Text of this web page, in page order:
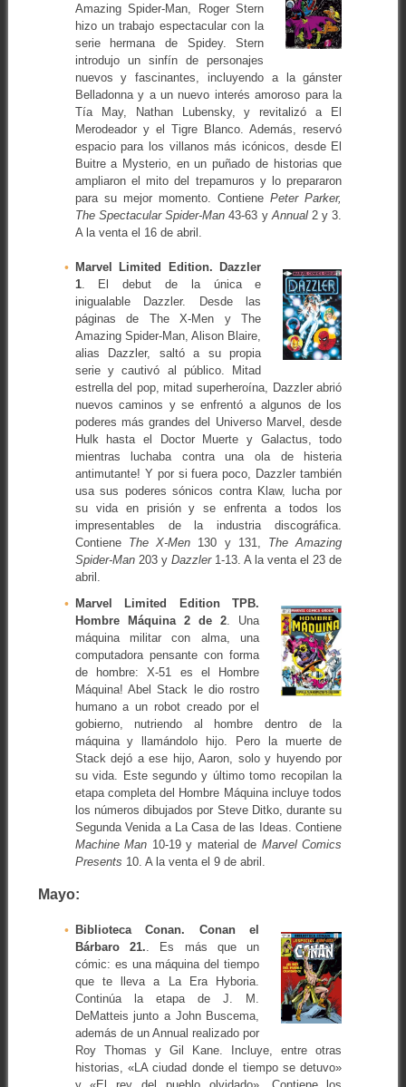
Amazing Spider-Man, Roger Stern
hizo un trabajo espectacular con la
serie hermana de Spidey. Stern
introdujo un sinfín de personajes
nuevos y fascinantes, incluyendo a la gánster
Belladonna y a un nuevo interés amoroso para la
Tía May, Nathan Lubensky, y revitalizó a El
Merodeador y el Tigre Blanco. Además, reservó
espacio para los villanos más icónicos, desde El
Buitre a Mysterio, en un puñado de historias que
ampliaron el mito del trepamuros y lo prepararon
para su mejor momento. ContienePeter Parker,
The Spectacular Spider-Man 43-63 y Annual2 y 3.
A la venta el 16 de abril.
Marvel Limited Edition. Dazzler
1. El debut de la única e
inigualable Dazzler. Desde las
páginas de The X-Men y The
Amazing Spider-Man, Alison Blaire,
alias Dazzler, saltó a su propia
serie y cautivó al público. Mitad
estrella del pop, mitad superheroína, Dazzler abrió
nuevos caminos y se enfrentó a algunos de los
poderes más grandes del Universo Marvel, desde
Hulk hasta el Doctor Muerte y Galactus, todo
mientras luchaba contra una ola de histeria
antimutante! Y por si fuera poco, Dazzler también
usa sus poderes sónicos contra Klaw, lucha por
su vida en prisión y se enfrenta a todos los
impresentables de la industria discográfica.
Contiene The X-Men 130 y 131, The Amazing
Spider-Man203 y Dazzler1-13. A la venta el 23 de
abril.
Marvel Limited Edition TPB.
Hombre Máquina 2 de 2 . Una
máquina militar con alma, una
computadora pensante con forma
de hombre: X-51 es el Hombre
Máquina! Abel Stack le dio rostro
humano a un robot creado por el
gobierno, nutriendo al hombre dentro de la
máquina y llamándolo hijo. Pero la muerte de
Stack dejó a ese hijo, Aaron, solo y huyendo por
su vida. Este segundo y último tomo recopilan la
etapa completa del Hombre Máquina incluye todos
los números dibujados por Steve Ditko, durante su
Segunda Venida a La Casa de las Ideas. Contiene
Machine Man 10-19 y material de Marvel Comics
Presents 10. A la venta el 9 de abril.
Mayo:
Biblioteca Conan. Conan el
Bárbaro 21.. Es más que un
cómic: es una máquina del tiempo
que te lleva a La Era Hyboria.
Continúa la etapa de J. M.
DeMatteis junto a John Buscema,
además de un Annual realizado por
Roy Thomas y Gil Kane. Incluye, entre otras
historias, «LA ciudad donde el tiempo se detuvo»